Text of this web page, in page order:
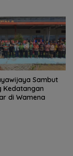
Sambut
Kedatangan
di Wamena